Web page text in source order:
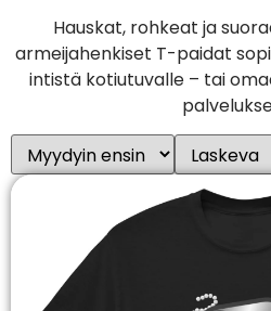
Hauskat, rohkeat ja
armeijahenkiset T-paidat
intistä kotiutuvalle – tai